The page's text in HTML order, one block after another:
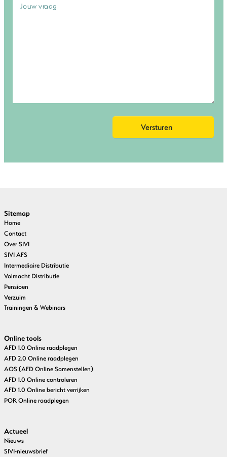
Sitemap
Home
Contact
Over SIVI
SIVI AFS
Intermediaire Distributie
Volmacht Distributie
Pensioen
Verzuim
Trainingen & Webinars
Online tools
AFD 1.0 Online raadplegen
AFD 2.0 Online raadplegen
AOS (AFD Online Samenstellen)
AFD 1.0 Online controleren
AFD 1.0 Online bericht verrijken
POR Online raadplegen
Actueel
Nieuws
SIVI-nieuwsbrief